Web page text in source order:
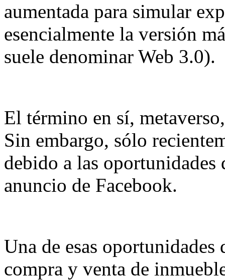
aumentada para simular
esencialmente la versión
suele denominar Web 3.0).
El término en sí,
Sin embargo, sólo
debido a las
anuncio de Facebook.
Una de esas oportunidades
compra y venta de